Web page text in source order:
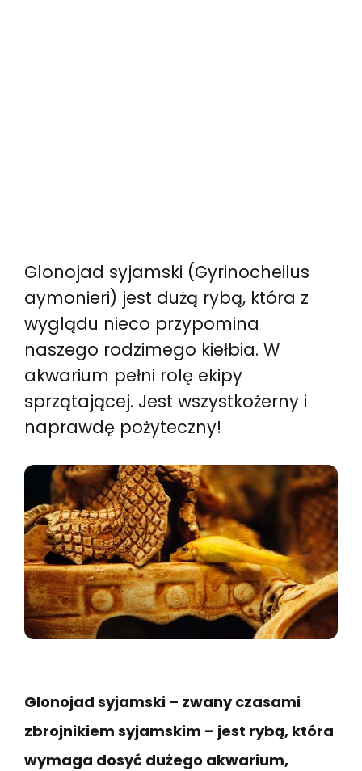
Glonojad syjamski (Gyrinocheilus
aymonieri) jest dużą rybą, która z
wyglądu nieco przypomina
naszego rodzimego kiełbia. W
akwarium pełni rolę ekipy
sprzątającej. Jest wszystkożerny i
naprawdę pożyteczny!
Glonojad syjamski – zwany czasami
zbrojnikiem syjamskim – jest rybą, która
wymaga dosyć dużego akwarium,